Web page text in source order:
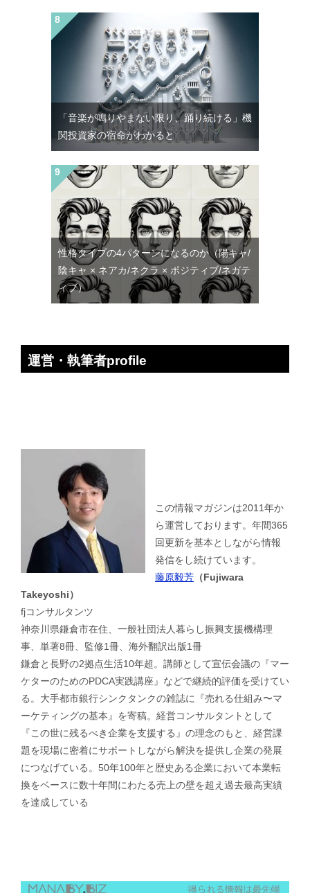
「音楽が鳴りやまない限り、踊り続ける」機
関投資家の宿命がわかると
性格タイプの4パターンになるのか（陽キャ/
陰キャ × ネアカ/ネクラ × ポジティブ/ネガテ
ィブ）
運営・執筆者profile
この情報マガジンは2011年か
ら運営しております。年間365
回更新を基本としながら情報
発信をし続けています。
藤原毅芳 （Fujiwara
Takeyoshi）
fjコンサルタンツ
神奈川県鎌倉市在住、一般社団法人暮らし振興支援機構理
事、単著8冊、監修1冊、海外翻訳出版1冊
鎌倉と長野の2拠点生活10年超。講師として宣伝会議の『マー
ケターのためのPDCA実践講座』などで継続的評価を受けてい
る。大手都市銀行シンクタンクの雑誌に『売れる仕組み〜マ
ーケティングの基本』を寄稿。経営コンサルタントとして
『この世に残るべき企業を支援する』の理念のもと、経営課
題を現場に密着にサポートしながら解決を提供し企業の発展
につなげている。50年100年と歴史ある企業において本業転
換をベースに数十年間にわたる売上の壁を超え過去最高実績
を達成している